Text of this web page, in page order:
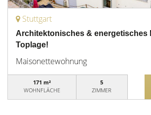
Stuttgart
Architektonisches & energetisches
Toplage!
Maisonettewohnung
171 m²
WOHNFLÄCHE
5
ZIMMER